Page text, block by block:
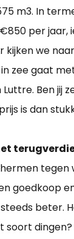
m3. In
per jaar,
kijken we
zee gaat
Ben jij
is dan
tegen
goedkoop
beter.
dingen?